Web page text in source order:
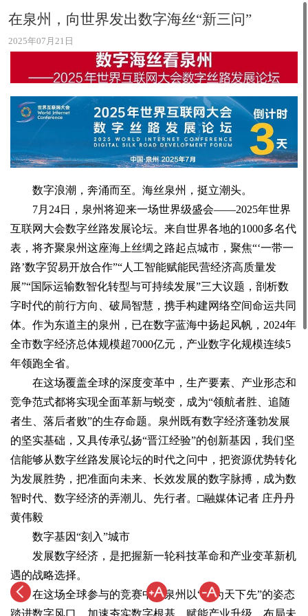
在泉州，向世界发出数字海丝“新三问”
2025年07月21日
数字浪潮，奔涌而至。海丝泉州，挺立潮头。
7月24日，泉州将迎来一场世界级盛会——2025年世界
互联网大会数字丝路发展论坛。来自世界各地的1000多名代
表，将齐聚泉州这座海上丝绸之路起点城市，聚焦“‘一带一
路’数字贸易开放合作”“人工智能赋能民营经济高质量发
展”“国际运输数智化转型与可持续发展”三大议题，剖析数
字时代的前行方向、破局智慧，携手构建网络空间命运共同
体。作为东道主的泉州，已在数字蓝海中扬起风帆，2024年
全市数字经济总体规模超7000亿元，产业数字化规模连续5
年领跑全省。
在这场覆盖全球的深度变革中，生产要素、产业形态和
竞争范式都将实现全面革新与蜕变，成为“领航者胜、追随
者生、落后者败”的生存命题。泉州既有数字经济蓬勃发展
的坚实基础，又具传承弘扬“晋江经验”的创新基因，我们坚
信能够从数字丝路发展论坛的时代之问中，把资源优势转化
为发展胜势，把准面向未来、长效发展的数字脉搏，成为数
智时代、数字经济的弄潮儿、先行者。□融媒体记者 庄丹丹
黄伟毅
数字基因“刻入”城市
发展数字经济，是把握新一轮科技革命和产业变革新机
遇的战略选择。
在这场全球参与的竞赛中，泉州以“敢为天下先”的姿态